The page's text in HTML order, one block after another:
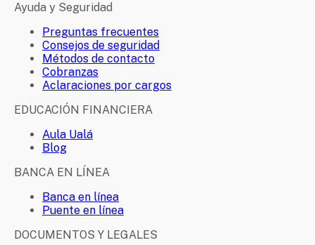
Ayuda y Seguridad
Preguntas frecuentes
Consejos de seguridad
Métodos de contacto
Cobranzas
Aclaraciones por cargos
EDUCACIÓN FINANCIERA
Aula Ualá
Blog
BANCA EN LÍNEA
Banca en línea
Puente en línea
DOCUMENTOS Y LEGALES